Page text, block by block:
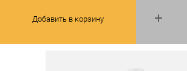
Добавить в корзину